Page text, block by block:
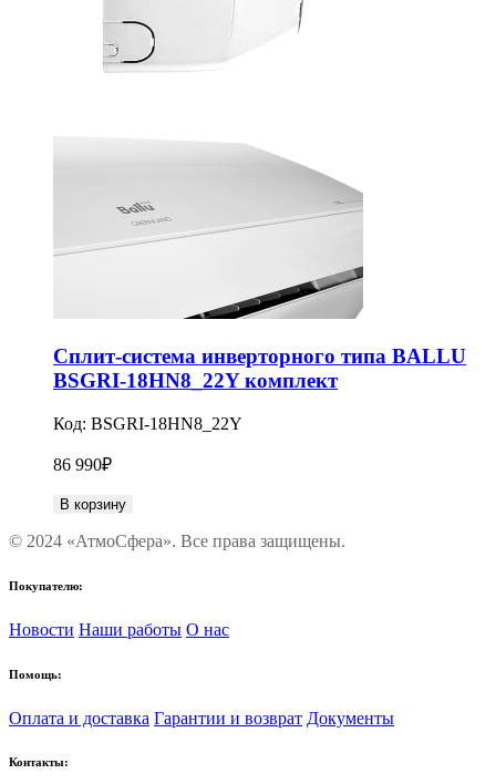
Сплит-система инверторного типа BALLU
BSGRI-18HN8_22Y комплект
Код: BSGRI-18HN8_22Y
86 990₽
В корзину
© 2024 «АтмоСфера». Все права защищены.
Покупателю:
Новости Наши работы О нас
Помощь:
Оплата и доставка Гарантии и возврат Документы
Контакты: